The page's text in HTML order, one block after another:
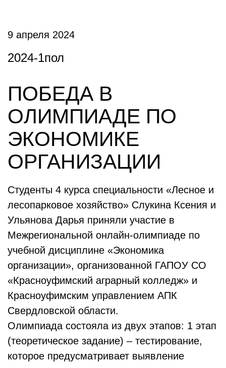
9 апреля 2024
2024-1пол
ПОБЕДА В
ОЛИМПИАДЕ ПО
ЭКОНОМИКЕ
ОРГАНИЗАЦИИ
Студенты 4 курса специальности «Лесное и
лесопарковое хозяйство» Слукина Ксения и
Ульянова Дарья приняли участие в
Межрегиональной онлайн-олимпиаде по
учебной дисциплине «Экономика
организации», организованной ГАПОУ СО
«Красноуфимский аграрный колледж» и
Красноуфимским управлением АПК
Свердловской области.
Олимпиада состояла из двух этапов: 1 этап
(теоретическое задание) – тестирование,
которое предусматривает выявление